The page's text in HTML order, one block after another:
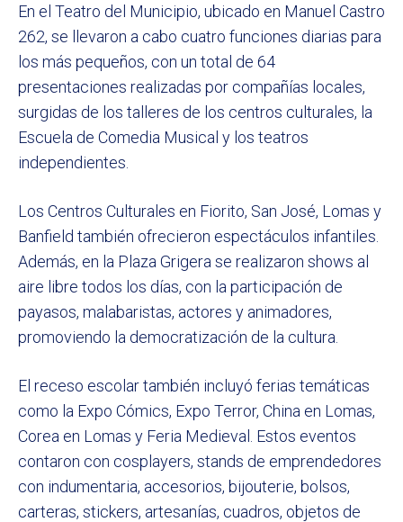
En el Teatro del Municipio, ubicado en Manuel Castro
262, se llevaron a cabo cuatro funciones diarias para
los más pequeños, con un total de 64
presentaciones realizadas por compañías locales,
surgidas de los talleres de los centros culturales, la
Escuela de Comedia Musical y los teatros
independientes.
Los Centros Culturales en Fiorito, San José, Lomas y
Banfield también ofrecieron espectáculos infantiles.
Además, en la Plaza Grigera se realizaron shows al
aire libre todos los días, con la participación de
payasos, malabaristas, actores y animadores,
promoviendo la democratización de la cultura.
El receso escolar también incluyó ferias temáticas
como la Expo Cómics, Expo Terror, China en Lomas,
Corea en Lomas y Feria Medieval. Estos eventos
contaron con cosplayers, stands de emprendedores
con indumentaria, accesorios, bijouterie, bolsos,
carteras, stickers, artesanías, cuadros, objetos de